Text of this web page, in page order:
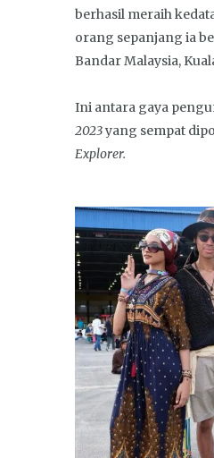
berhasil meraih
orang sepanjang ia
Bandar Malaysia,
Ini antara gaya
2023yang sempat
Explorer.